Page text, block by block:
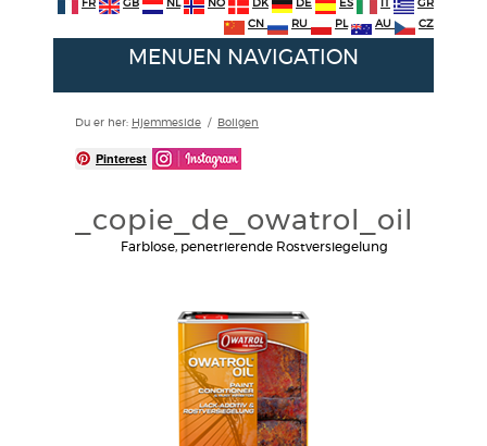
FR GB NL NO DK DE ES IT
GR
CN
RU PL AU CZ
MENUEN NAVIGATION
Du er her: Hjemmeside / Boligen
Pinterest
Farblose, penetrierende Rostversiegelung